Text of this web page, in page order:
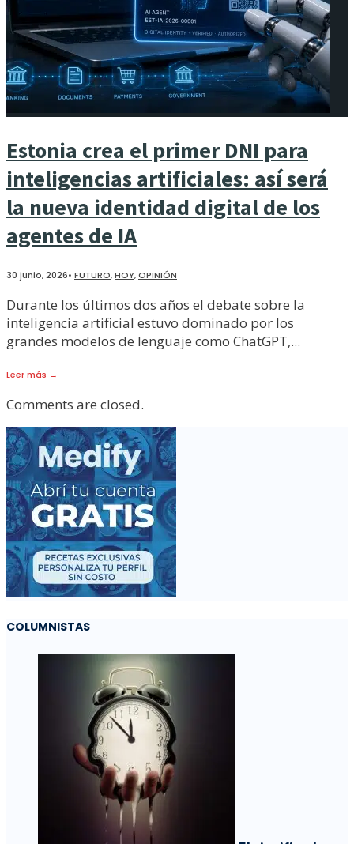
Estonia crea el primer DNI para
inteligencias artificiales: así será
la nueva identidad digital de los
agentes de IA
30 junio, 2026• FUTURO,HOY,OPINIÓN
Durante los últimos dos años el debate sobre la
inteligencia artificial estuvo dominado por los
grandes modelos de lenguaje como ChatGPT,...
Leer más →
Comments are closed.
COLUMNISTAS